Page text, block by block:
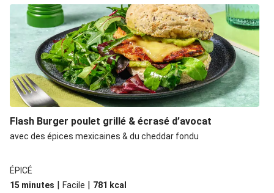
Flash Burger poulet grillé & écrasé d’avocat
avec des épices mexicaines & du cheddar fondu
ÉPICÉ
15 minutes | Facile | 781 kcal